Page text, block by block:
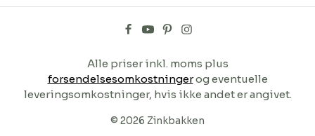
© 2026 Zinkbakken
Alle priser inkl. moms plus
forsendelsesomkostningerog eventuelle
leveringsomkostninger, hvis ikke andet er angivet.